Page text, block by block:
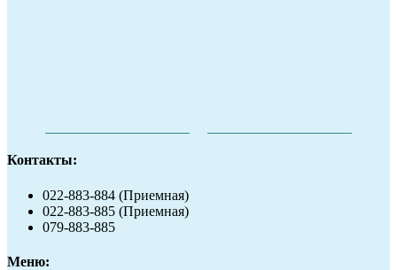
Контакты:
022-883-884 (Приемная)
022-883-885 (Приемная)
079-883-885
Меню: